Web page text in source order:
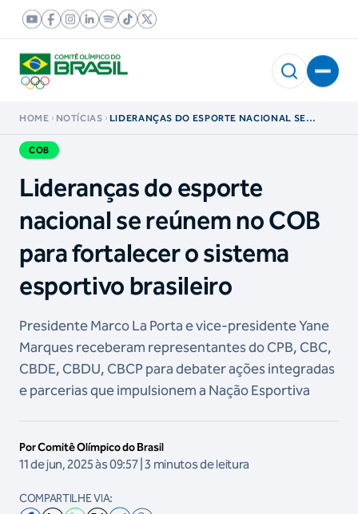
HOME NOTÍCIAS
LIDERANÇAS DO ESPORTE NACIONAL SE
COB
Lideranças do esporte
nacional se reúnem no COB
para fortalecer o sistema
esportivo brasileiro
Presidente Marco La Porta e vice-presidente Yane
Marques receberam representantes do CPB, CBC,
CBDE, CBDU, CBCP para debater ações integradas
e parcerias que impulsionem a Nação Esportiva
Por Comitê Olímpico do Brasil
11 de jun, 2025 às 09:57 | 3 minutos de leitura
COMPARTILHE VIA: